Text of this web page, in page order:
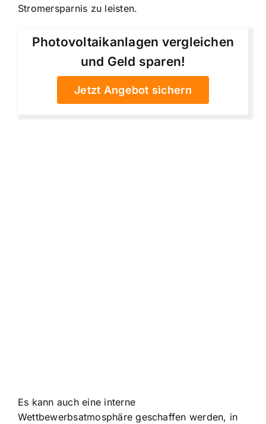
Stromersparnis zu leisten.
Photovoltaikanlagen vergleichen
und Geld sparen!
Jetzt Angebot sichern
Es kann auch eine interne
Wettbewerbsatmosphäre geschaffen werden, in